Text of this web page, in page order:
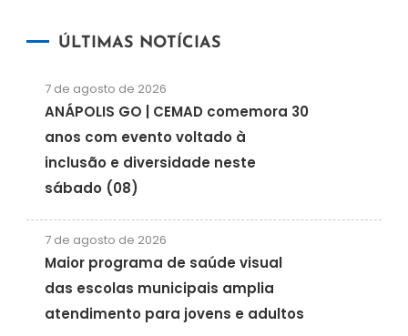
ÚLTIMAS NOTÍCIAS
7 de agosto de 2026
ANÁPOLIS GO | CEMAD comemora 30
anos com evento voltado à
inclusão e diversidade neste
sábado (08)
7 de agosto de 2026
Maior programa de saúde visual
das escolas municipais amplia
atendimento para jovens e adultos